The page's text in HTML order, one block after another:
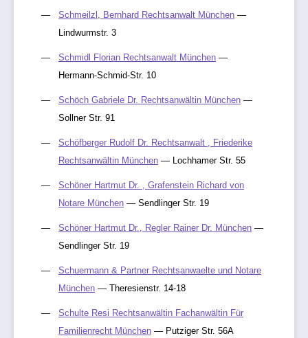
Schmeilzl, Bernhard Rechtsanwalt München —
Lindwurmstr. 3
Schmidl Florian Rechtsanwalt München —
Hermann-Schmid-Str. 10
Schöch Gabriele Dr. Rechtsanwältin München —
Sollner Str. 91
Schöfberger Rudolf Dr. Rechtsanwalt , Friederike
Rechtsanwältin München — Lochhamer Str. 55
Schöner Hartmut Dr. , Grafenstein Richard von
Notare München — Sendlinger Str. 19
Schöner Hartmut Dr., Regler Rainer Dr. München —
Sendlinger Str. 19
Schuermann & Partner Rechtsanwaelte und Notare
München — Theresienstr. 14-18
Schulte Resi Rechtsanwältin Fachanwältin Für
Familienrecht München — Putziger Str. 56A